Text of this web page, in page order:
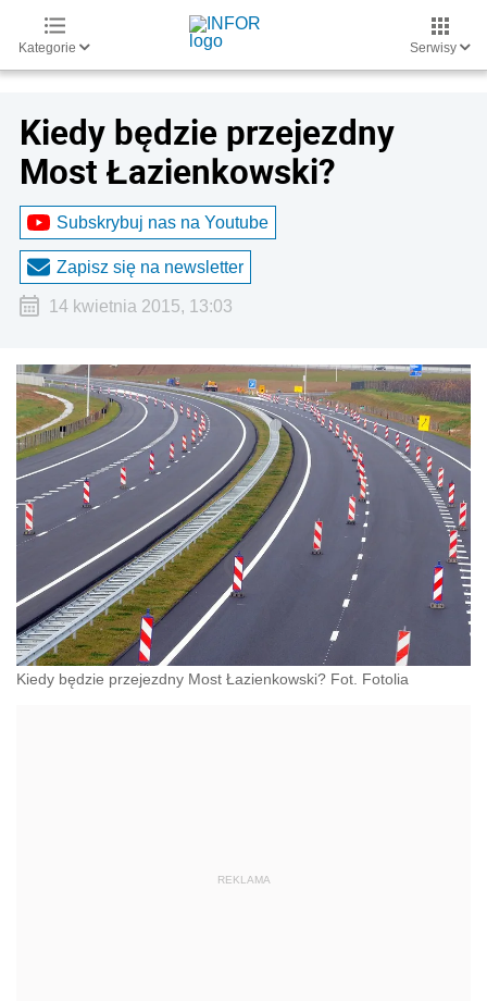
Kategorie Serwisy
Kiedy będzie przejezdny
Most Łazienkowski?
Subskrybuj nas na Youtube
Zapisz się na newsletter
14 kwietnia 2015, 13:03
Kiedy będzie przejezdny Most Łazienkowski? Fot. Fotolia